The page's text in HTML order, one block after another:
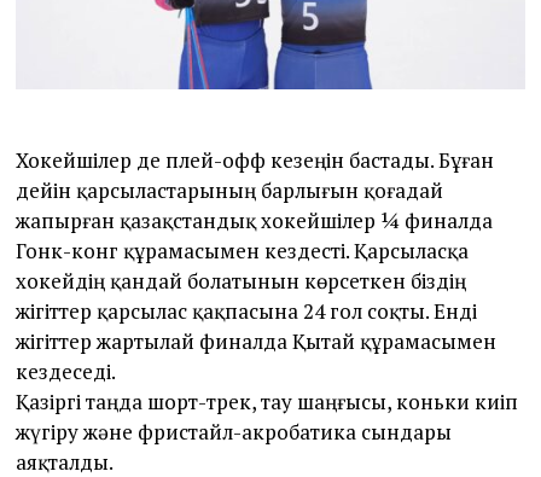
Хокейшілер де плей-офф кезеңін бастады. Бұған
дейін қарсыластарының барлығын қоғадай
жапырған қазақстандық хокейшілер ¼ финалда
Гонк-конг құрамасымен кездесті. Қарсыласқа
хокейдің қандай болатынын көрсеткен біздің
жігіттер қарсылас қақпасына 24 гол соқты. Енді
жігіттер жартылай финалда Қытай құрамасымен
кездеседі.
Қазіргі таңда шорт-трек, тау шаңғысы, коньки киіп
жүгіру және фристайл-акробатика сындары
аяқталды.